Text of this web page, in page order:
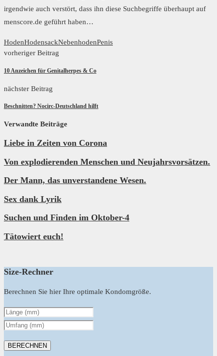
irgendwie auch verstört, dass ihn diese Suchbegriffe überhaupt auf
menscore.de geführt haben…
HodenHodensackNebenhodenPenis
vorheriger Beitrag
10 Anzeichen für Genitalherpes & Co
nächster Beitrag
Beschnitten? Nocirc-Deutschland hilft
Verwandte Beiträge
Liebe in Zeiten von Corona
Von explodierenden Menschen und Neujahrsvorsätzen.
Der Mann, das unverstandene Wesen.
Sex dank Lyrik
Suchen und Finden im Oktober-4
Tätowiert euch!
Size-Rechner
Berechnen Sie hier Ihre optimale Kondomgröße.